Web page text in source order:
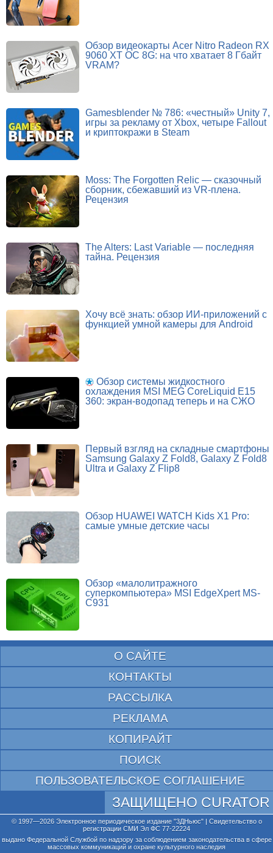
Обзор видеокарты Acer Nitro Radeon RX
9060 XT OC 8G: на что хватает 8 Гбайт
VRAM?
Gamesblender № 786: «честный» Unity 7,
игры за рекламу от Xbox, четыре Fallout
и криптокражи в Steam
Moss: The Forgotten Relic — сказочный
сборник, сбежавший из VR-плена.
Рецензия
The Alters: Last Variable — последняя
тайна. Рецензия
Хочу всё знать: обзор ИИ-приложений с
функцией умной камеры для Android
Обзор системы жидкостного
охлаждения MSI MEG CoreLiquid E15
360: экран-водопад теперь и на СЖО
Первый взгляд на складные смартфоны
Samsung Galaxy Z Fold8, Galaxy Z Fold8
Ultra и Galaxy Z Flip8
Обзор HUAWEI WATCH Kids X1 Pro:
самые умные детские часы
Обзор «малолитражного
суперкомпьютера» MSI EdgeXpert MS-
C931
О САЙТЕ
КОНТАКТЫ
РАССЫЛКА
РЕКЛАМА
КОПИРАЙТ
ПОИСК
ПОЛЬЗОВАТЕЛЬСКОЕ СОГЛАШЕНИЕ
ЗАЩИЩЕНО CURATOR
© 1997—2026 Электронное периодическое издание "3ДНьюс" | Свидетельство о
регистрации СМИ Эл ФС 77-22224
выдано Федеральной Службой по надзору за соблюдением законодательства в сфере
массовых коммуникаций и охране культурного наследия